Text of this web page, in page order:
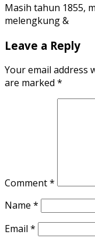
Masih tahun 1855,
melengkung &
Leave a Reply
Your email address
are marked *
Comment*
Name *
Email *